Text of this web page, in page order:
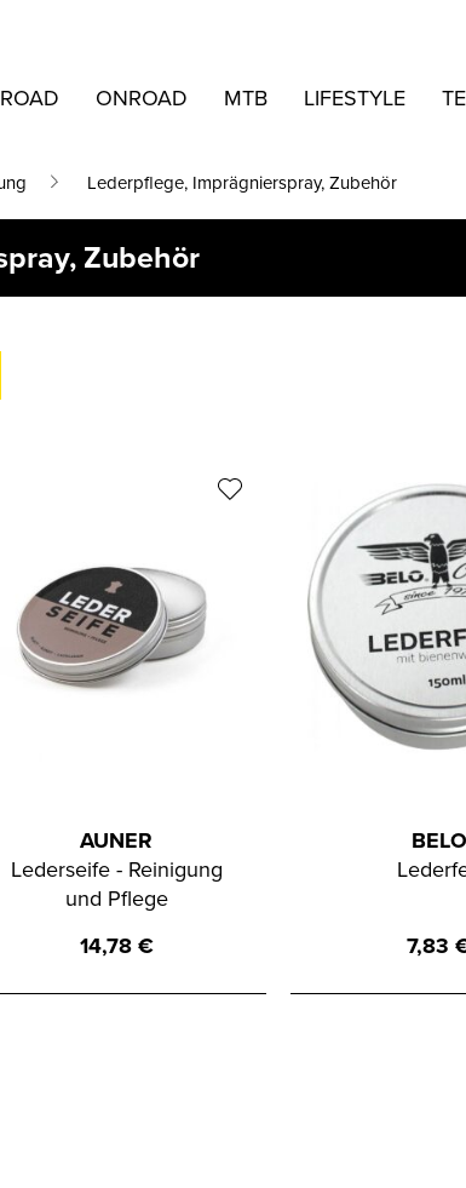
ONROAD MTB LIFESTYLE
Lederpflege, Imprägnierspray, Zubehör
Zubehör
AUNER
Lederseife - Reinigung
und Pflege
14,78€
BELO
7,83